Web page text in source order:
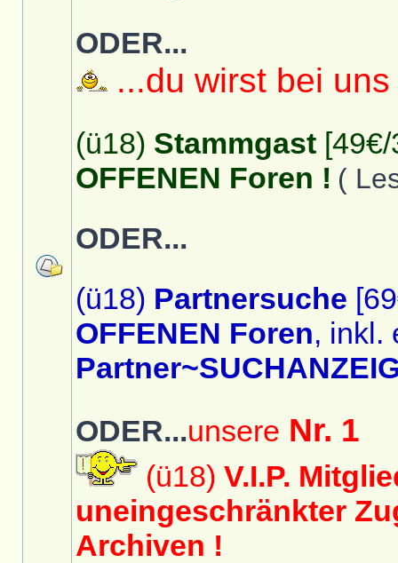
ODER...
...du wirst bei
(ü18) Stammgast
OFFENEN Foren ! (
ODER...
(ü18) Partnersuche
OFFENEN Foren, inkl.
ODER...unsere Nr. 1
(ü18) V.I.P.
uneingeschränkter
Archiven !